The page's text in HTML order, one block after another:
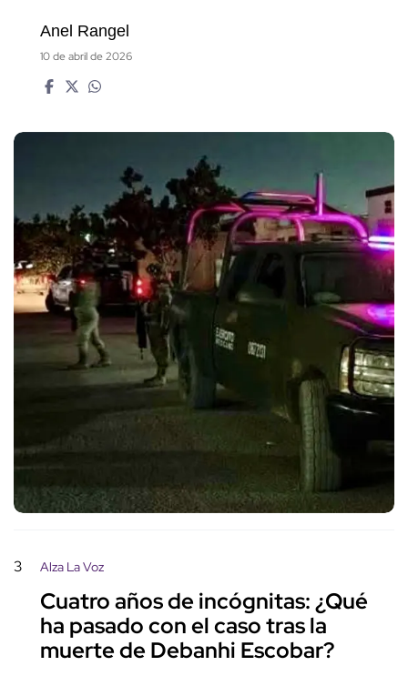
Anel Rangel
10 de abril de 2026
3 Alza La Voz
Cuatro años de incógnitas: ¿Qué
ha pasado con el caso tras la
muerte de Debanhi Escobar?